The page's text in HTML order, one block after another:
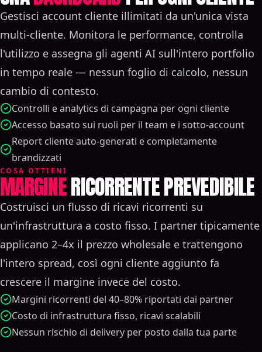
Gestisci account cliente illimitati da un'unica vista
multi-cliente. Monitora le performance, controlla
l'utilizzo e assegna gli agenti AI sull'intero portfolio
in tempo reale — nessun foglio di calcolo, nessun
cambio di contesto.
Controlli e analytics di campagna per ogni cliente
Accesso basato sui ruoli per il team e i sotto-account
Report cliente auto-generati e completamente
brandizzati
COSA OTTIENI
MARGINERICORRENTE PREVEDIBILE
Costruisci un flusso di ricavi ricorrenti su
un'infrastruttura a costo fisso. I partner tipicamente
applicano 2–4x il prezzo wholesale e trattengono
l'intero spread, così ogni cliente aggiunto fa
crescere il margine invece del costo.
Margini ricorrenti del 40–80% riportati dai partner
Costo di infrastruttura fisso, ricavi scalabili
Nessun rischio di delivery per posto dalla tua parte